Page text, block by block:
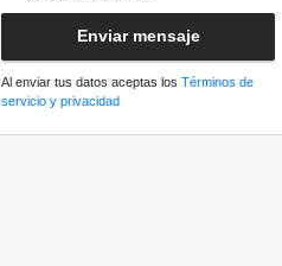
Enviar mensaje
Al enviar tus datos aceptas los Términos de
servicio y privacidad